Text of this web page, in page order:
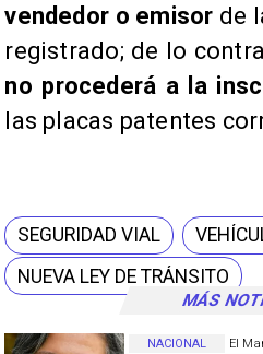
MÁS
El
NACIONAL
vendedor o emisor de
registrado; de lo
no procederá a la
las placas patentes
SEGURIDAD VIAL
NUEVA LEY DE TRÁNSITO